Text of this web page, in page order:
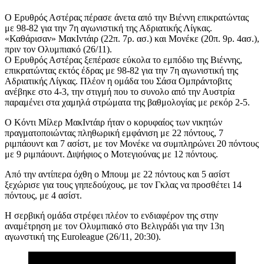
Ο Ερυθρός Αστέρας πέρασε άνετα από την Βιέννη επικρατώντας
με 98-82 για την 7η αγωνιστική της Αδριατικής Λίγκας.
«Καθάρισαν» ΜακΙντάιρ (22π. 7ρ. ασ.) και Μονέκε (20π. 9ρ. 4ασ.),
πριν τον Ολυμπιακό (26/11).
Ο Ερυθρός Αστέρας ξεπέρασε εύκολα το εμπόδιο της Βιέννης,
επικρατώντας εκτός έδρας με 98-82 για την 7η αγωνιστική της
Αδριατικής Λίγκας. Πλέον η ομάδα του Σάσα Ομπράντοβιτς
ανέβηκε στο 4-3, την στιγμή που το συνολο από την Αυστρία
παραμένει στα χαμηλά στρώματα της βαθμολογίας με ρεκόρ 2-5.
Ο Κόντι Μίλερ ΜακΙντάιρ ήταν ο κορυφαίος των νικητών
πραγματοποιώντας πληθωρική εμφάνιση με 22 πόντους, 7
ριμπάουντ και 7 ασίστ, με τον Μονέκε να συμπληρώνει 20 πόντους
με 9 ριμπάουντ. Διψήφιος ο Μοτεγιούνας με 12 πόντους.
Από την αντίπερα όχθη ο Μπουμ με 22 πόντους και 5 ασίστ
ξεχώρισε για τους γηπεδούχους, με τον Γκλας να προσθέτει 14
πόντους, με 4 ασίστ.
Η σερβική ομάδα στρέφει πλέον το ενδιαφέρον της στην
αναμέτρηση με τον Ολυμπιακό στο Βελιγράδι για την 13η
αγωνστική της Euroleague (26/11, 20:30).